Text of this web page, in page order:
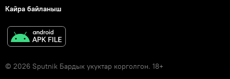
Кайра байланыш
© 2026 Sputnik Бардык укуктар корголгон. 18+